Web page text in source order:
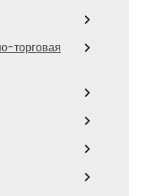
торговая